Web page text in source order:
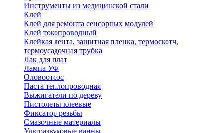
Инструменты из медицинской стали
Клей
Клей для ремонта сенсорных модулей
Клей токопроводный
Клейкая лента, защитная пленка, термоскотч,
термоусадочная трубка
Лак для плат
Лампа УФ
Оловоотсос
Паста теплопроводная
Выжигатели по дереву
Пистолеты клеевые
Фиксатор резьбы
Смазочные материалы
Ультразвуковые ванны